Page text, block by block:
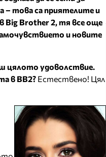
– това са приятелите и
Big Brother 2, тя все още
и новите
цялото удоволствие.
в BB2? Естествено! Цял